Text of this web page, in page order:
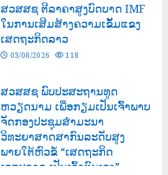
ສວສສຊ ຕີລາຄາສູງບົດບາດ IMF
ໃນການເສີມສ້າງຄວາມເຂັ້ມແຂງ
ເສດຖະກິດລາວ
03/08/2026 118
ສວສສຊ ພົບປະສະຖານທູດ
ຫວຽດນາມ ເພື່ອກຽມເປັນເຈົ້າພາບ
ຈັດກອງປະຊຸມສຳມະນາ
ວິທະຍາສາດສາກົນລະດັບສູງ
ພາຍໃຕ້ຫົວຂໍ້ “ເສດຖະກິດ
ເອກະລາດ ເປັນເຈົ້າຕົນເອງ”